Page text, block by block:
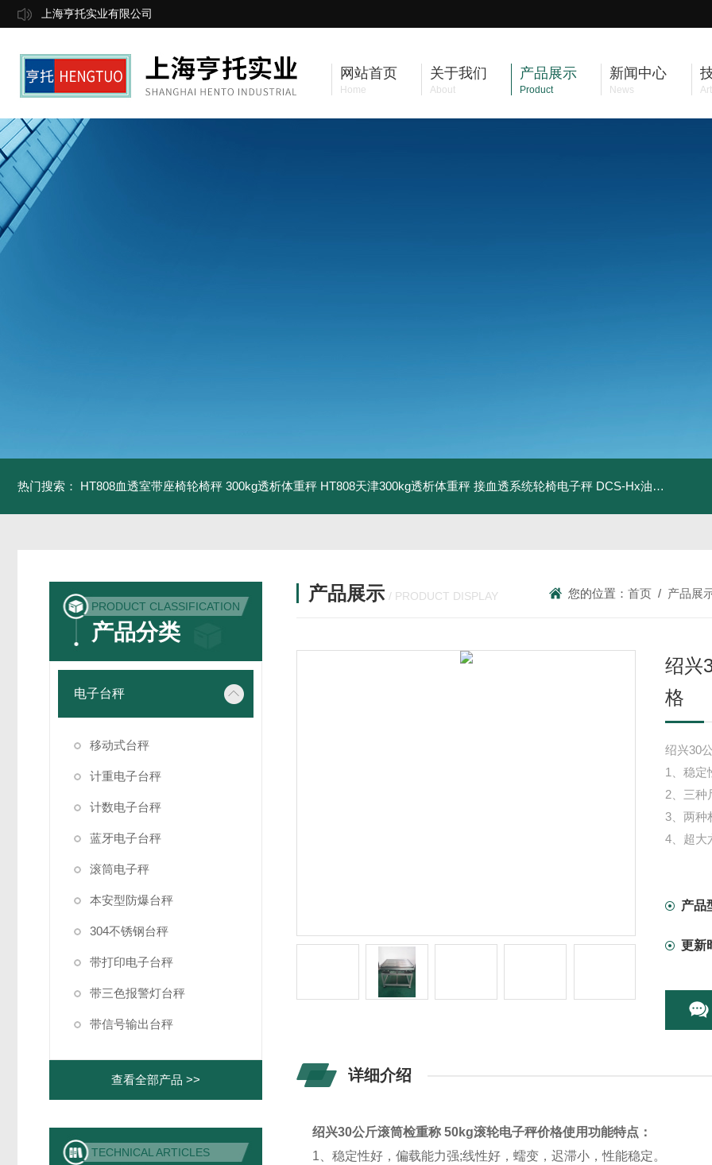
上海亨托实业有限公司
网站首页
Home
关于我们
About
产品展示
Product
新闻中心
News
热门搜索： HT808血透室带座椅轮椅秤 300kg透析体重秤 HT808天津300kg透析体重秤 接血透系统轮椅电子秤 DCS-Hx油桶搬运车电子秤 上海350kg防爆倒桶称
PRODUCT CLASSIFICATION
产品分类
电子台秤
移动式台秤
计重电子台秤
计数电子台秤
蓝牙电子台秤
滚筒电子秤
本安型防爆台秤
304不锈钢台秤
带打印电子台秤
带三色报警灯台秤
带信号输出台秤
查看全部产品 >>
TECHNICAL ARTICLES
产品展示 / PRODUCT DISPLAY 您的位置：首页 / 产品展
绍兴
格
绍兴30
1、稳定
2、三种
3、两种
4、超大
产品
更新
详细介绍
绍兴30公斤滚筒检重称 50kg滚轮电子秤价格使用功能特点：
1、稳定性好，偏载能力强;线性好，蠕变，迟滞小，性能稳定。